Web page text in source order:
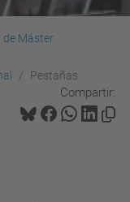
Máster
Pestañas
Compartir: